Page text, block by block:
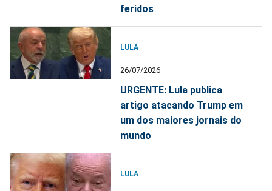
feridos
LULA
26/07/2026
URGENTE: Lula publica
artigo atacando Trump em
um dos maiores jornais do
mundo
LULA